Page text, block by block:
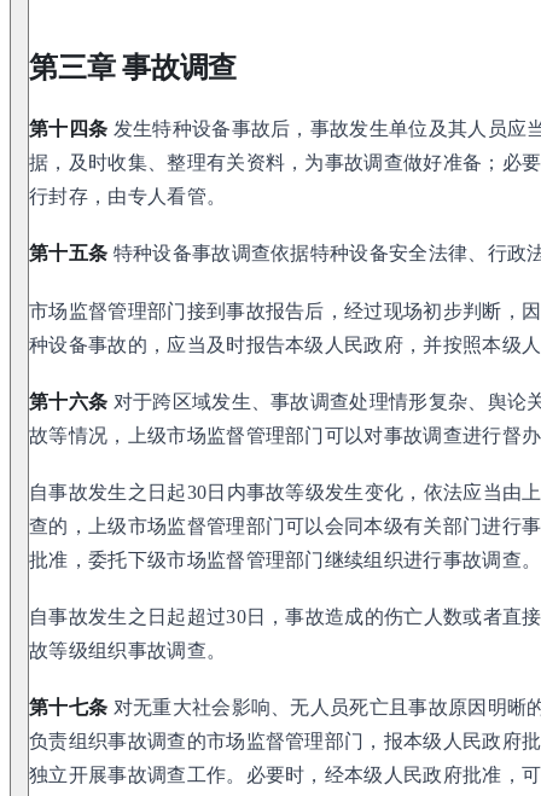
第三章 事故调查
第十四条 发生特种设备事故后，事故发生单位及其人员应
据，及时收集、整理有关资料，为事故调查做好准备；必
行封存，由专人看管。
第十五条 特种设备事故调查依据特种设备安全法律、行政
市场监督管理部门接到事故报告后，经过现场初步判断，
种设备事故的，应当及时报告本级人民政府，并按照本级
第十六条 对于跨区域发生、事故调查处理情形复杂、舆论
故等情况，上级市场监督管理部门可以对事故调查进行督
自事故发生之日起30日内事故等级发生变化，依法应当由
查的，上级市场监督管理部门可以会同本级有关部门进行
批准，委托下级市场监督管理部门继续组织进行事故调查。
自事故发生之日起超过30日，事故造成的伤亡人数或者直
故等级组织事故调查。
第十七条 对无重大社会影响、无人员死亡且事故原因明晰
负责组织事故调查的市场监督管理部门，报本级人民政府
独立开展事故调查工作。必要时，经本级人民政府批准，